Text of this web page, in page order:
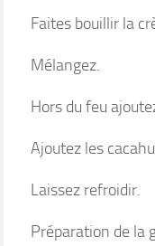
Faites bouillir la
Mélangez.
Hors du feu
Ajoutez les
Laissez refroidir.
Préparation de la